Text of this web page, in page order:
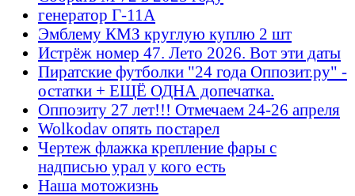
генератор Г-11А
Эмблему КМЗ круглую куплю 2 шт
Истрёж номер 47. Лето 2026. Вот эти даты
Пиратские футболки "24 года Оппозит.ру" -
остатки + ЕЩЁ ОДНА допечатка.
Оппозиту 27 лет!!! Отмечаем 24-26 апреля
Wolkodav опять постарел
Чертеж флажка крепление фары с
надписью урал у кого есть
Наша мотожизнь